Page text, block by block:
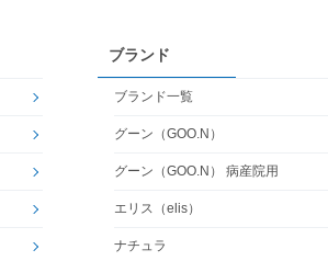
ブランド
ブランド一覧
グーン（GOO.N）
グーン（GOO.N） 病産院用
エリス（elis）
ナチュラ